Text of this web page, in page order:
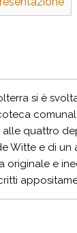
si è
quattro
Witte e di
originale e